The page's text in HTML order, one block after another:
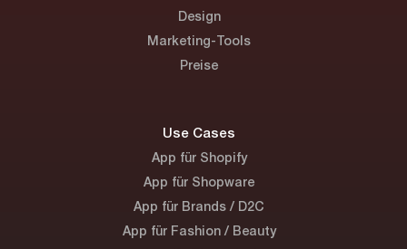
Design
Marketing-Tools
Preise
Use Cases
App für Shopify
App für Shopware
App für Brands / D2C
App für Fashion / Beauty